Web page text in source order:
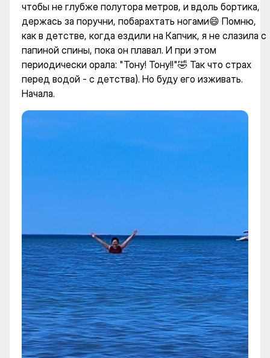
чтобы не глубже полутора метров, и вдоль бортика,
держась за поручни, побарахтать ногами😄 Помню,
как в детстве, когда ездили на Капчик, я не слазила с
папиной спины, пока он плавал. И при этом
периодически орала: "Тону! Тону!!"🤣 Так что страх
перед водой - с детства). Но буду его изживать.
Начала.